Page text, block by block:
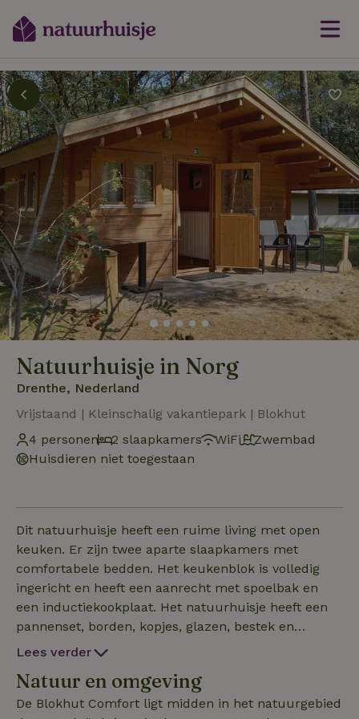
Natuurhuisje in Norg
Drenthe, Nederland
Vrijstaand | Kleinschalig vakantiepark | Blokhut
4 personen
2 slaapkamers WiFi
Zwembad
Huisdieren niet toegestaan
Dit natuurhuisje heeft een ruime living met open
keuken. Er zijn twee aparte slaapkamers met
comfortabele bedden. Het keukenblok is volledig
ingericht en heeft een aanrecht met spoelbak en
een inductiekookplaat. Het natuurhuisje heeft een
pannenset, borden, kopjes, glazen, bestek en
kookgerei. Er zijn een filterkoffiezetapparaat,
een eethoek en er is voldoende kastruimte. In alle
verblijven is centrale verwarming en de Blokhut is
Lees verder
Natuur en omgeving
De Blokhut Comfort ligt midden in het natuurgebied